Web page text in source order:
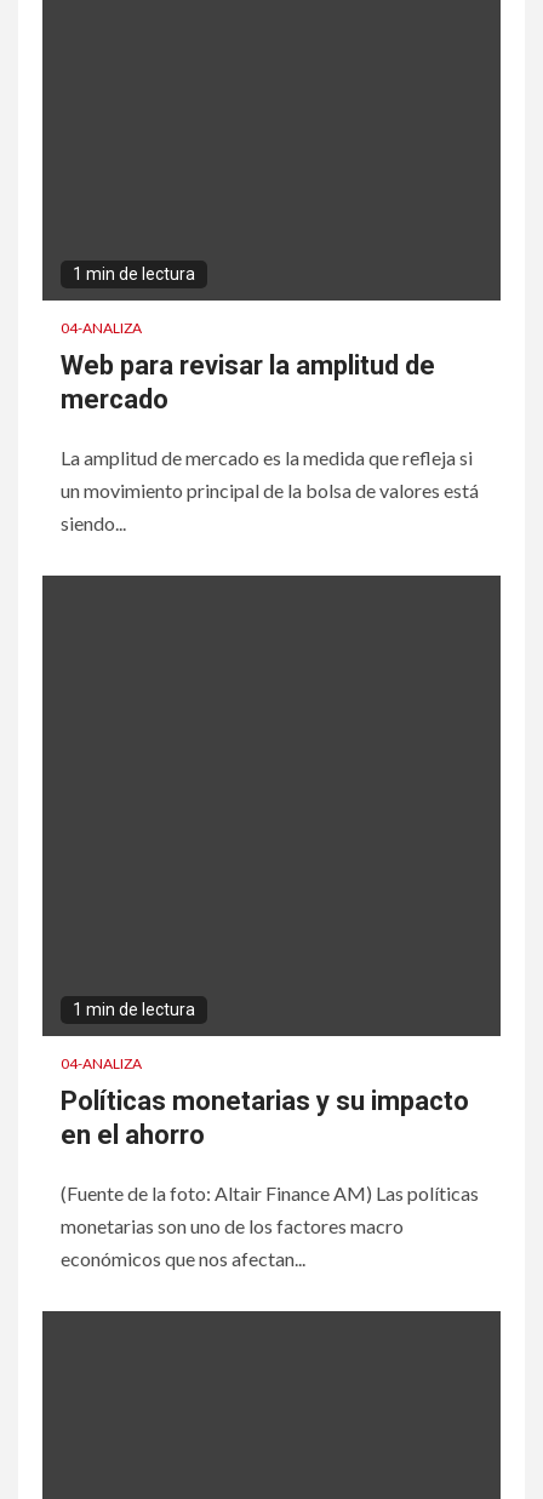
1 min de lectura
04-ANALIZA
Web para revisar la amplitud de
mercado
La amplitud de mercado es la medida que refleja si
un movimiento principal de la bolsa de valores está
siendo...
1 min de lectura
04-ANALIZA
Políticas monetarias y su impacto
en el ahorro
(Fuente de la foto: Altair Finance AM) Las políticas
monetarias son uno de los factores macro
económicos que nos afectan...